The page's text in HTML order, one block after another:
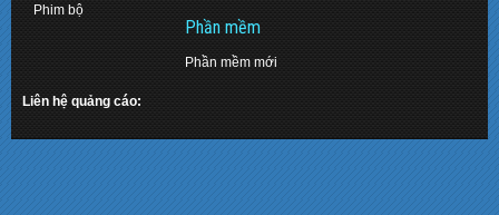
Phim bộ
Phần mềm
Phần mềm mới
Liên hệ quảng cáo: